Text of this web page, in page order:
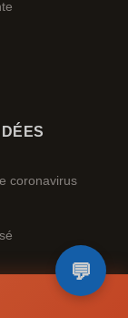
coronavirus